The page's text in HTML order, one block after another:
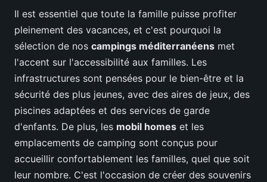
Il est essentiel que toute la famille puisse profiter
pleinement des vacances, et c'est pourquoi la
sélection de nos campings méditerranéens met
l'accent sur l'accessibilité aux familles. Les
infrastructures sont pensées pour le bien-être et la
sécurité des plus jeunes, avec des aires de jeux, des
piscines adaptées et des services de garde
d'enfants. De plus, les mobil homes et les
emplacements de camping sont conçus pour
accueillir confortablement les familles, quel que soit
leur nombre. C'est l'occasion de créer des souvenirs